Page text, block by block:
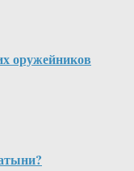
оружейников